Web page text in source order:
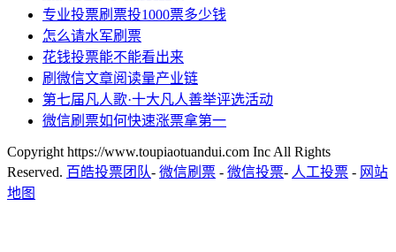
专业投票刷票投1000票多少钱
怎么请水军刷票
花钱投票能不能看出来
刷微信文章阅读量产业链
第七届凡人歌·十大凡人善举评选活动
微信刷票如何快速涨票拿第一
Copyright https://www.toupiaotuandui.com Inc All Rights
Reserved. 百皓投票团队- 微信刷票 - 微信投票- 人工投票 - 网站
地图